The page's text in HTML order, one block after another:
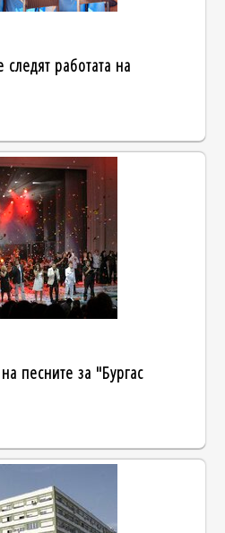
работата на
песните за "Бургас